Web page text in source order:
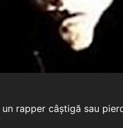
rapper câștigă sau